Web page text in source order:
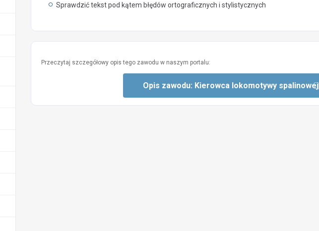
Sprawdzić tekst pod kątem błędów ortograficznych i stylistycznych
Przeczytaj szczegółowy opis tego zawodu w naszym portalu:
Opis zawodu: Kierowca lokomotywy spalinowej